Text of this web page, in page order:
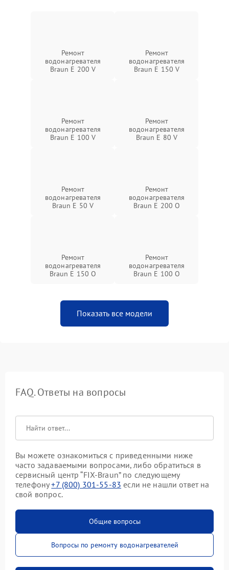
Ремонт
водонагревателя
Braun E 200 V
Ремонт
водонагревателя
Braun E 150 V
Ремонт
водонагревателя
Braun E 100 V
Ремонт
водонагревателя
Braun E 80 V
Ремонт
водонагревателя
Braun E 50 V
Ремонт
водонагревателя
Braun E 200 O
Ремонт
водонагревателя
Braun E 150 O
Ремонт
водонагревателя
Braun E 100 O
Показать все модели
FAQ. Ответы на вопросы
Вы можете ознакомиться с приведенными ниже
часто задаваемыми вопросами, либо обратиться в
сервисный центр “FIX-Braun” по следующему
телефону+7 (800) 301-55-83 если не нашли ответ на
свой вопрос.
Общие вопросы
Вопросы по ремонту водонагревателей